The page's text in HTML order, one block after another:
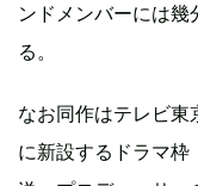
ンドメンバーには
る。
なお同作はテレビ
に新設するドラマ